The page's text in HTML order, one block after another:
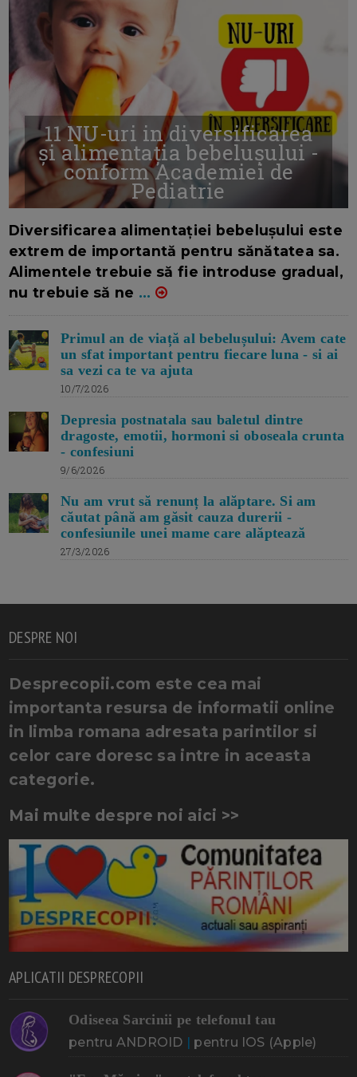
11 NU-uri in diversificarea
și alimentația bebelușului -
conform Academiei de
Pediatrie
Diversificarea alimentației bebelușului este
extrem de importantă pentru sănătatea sa.
Alimentele trebuie să fie introduse gradual,
nu trebuie să ne ...
Primul an de viață al bebelușului: Avem cate
un sfat important pentru fiecare luna - si ai
sa vezi ca te va ajuta
10/7/2026
Depresia postnatala sau baletul dintre
dragoste, emotii, hormoni si oboseala crunta
- confesiuni
9/6/2026
Nu am vrut să renunț la alăptare. Si am
căutat până am găsit cauza durerii -
confesiunile unei mame care alăptează
27/3/2026
DESPRE NOI
Desprecopii.com este cea mai
importanta resursa de informatii online
in limba romana adresata parintilor si
celor care doresc sa intre in aceasta
categorie.
Mai multe despre noi aici >>
APLICATII DESPRECOPII
Odiseea Sarcinii pe telefonul tau
pentru ANDROID | pentru IOS (Apple)